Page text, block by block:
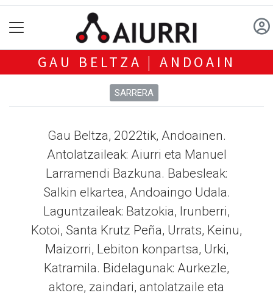
GAU BELTZA | ANDOAIN
SARRERA
Gau Beltza, 2022tik, Andoainen.
Antolatzaileak: Aiurri eta Manuel
Larramendi Bazkuna. Babesleak:
Salkin elkartea, Andoaingo Udala.
Laguntzaileak: Batzokia, Irunberri,
Kotoi, Santa Krutz Peña, Urrats, Keinu,
Maizorri, Lebiton konpartsa, Urki,
Katramila. Bidelagunak: Aurkezle,
aktore, zaindari, antolatzaile eta